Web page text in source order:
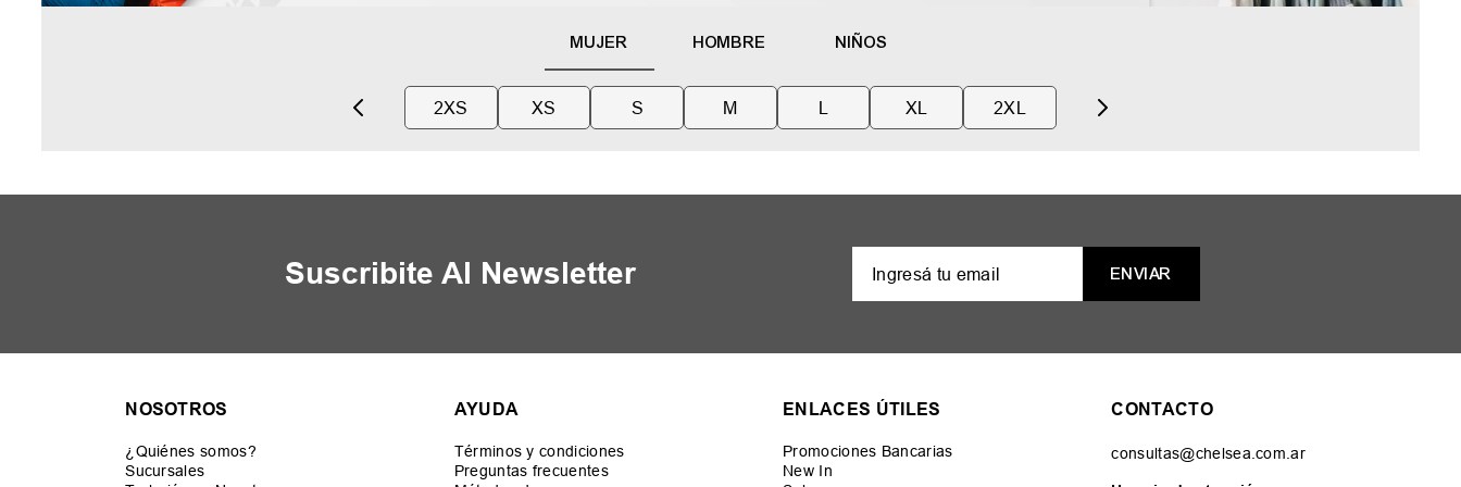
MUJER HOMBRE NIÑOS
2XS XS S M L XL 2XL
Suscribite Al Newsletter ENVIAR
NOSOTROS
¿Quiénes somos?
Sucursales
AYUDA
Términos y condiciones
Preguntas frecuentes
ENLACES ÚTILES
Promociones Bancarias
New In
CONTACTO
consultas@chelsea.com.ar